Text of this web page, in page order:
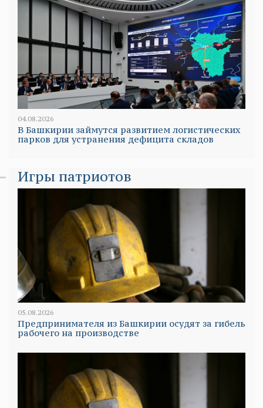
04.08.2026
В Башкирии займутся развитием логистических
парков для устранения дефицита складов
Игры патриотов
05.08.2026
Предпринимателя из Башкирии осудят за гибель
рабочего на производстве